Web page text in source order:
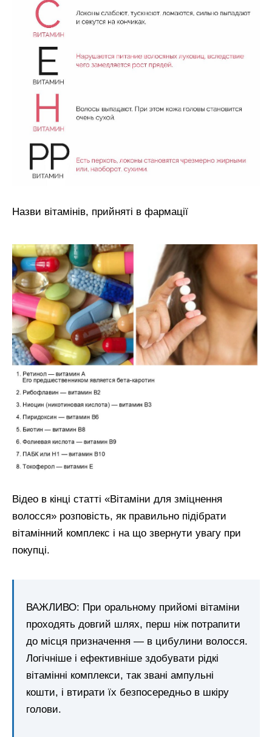
Назви вітамінів, прийняті в фармації
Відео в кінці статті «Вітаміни для зміцнення
волосся» розповість, як правильно підібрати
вітамінний комплекс і на що звернути увагу при
покупці.
ВАЖЛИВО: При оральному прийомі вітаміни
проходять довгий шлях, перш ніж потрапити
до місця призначення — в цибулини волосся.
Логічніше і ефективніше здобувати рідкі
вітамінні комплекси, так звані ампульні
кошти, і втирати їх безпосередньо в шкіру
голови.